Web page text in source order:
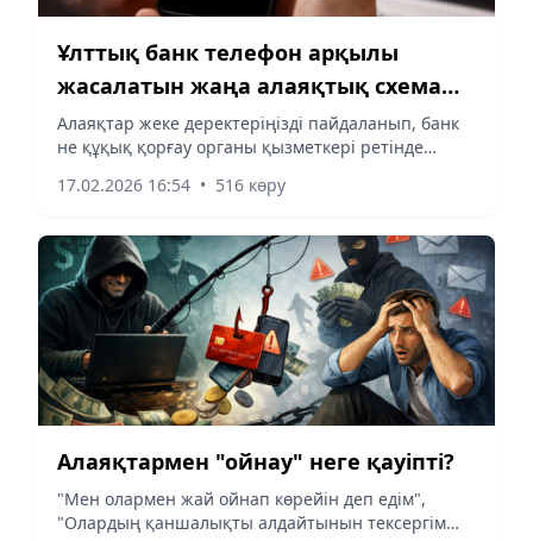
Ұлттық банк телефон арқылы
жасалатын жаңа алаяқтық схема
туралы ескертті
Алаяқтар жеке деректеріңізді пайдаланып, банк
не құқық қорғау органы қызметкері ретінде
Aqshamnews.kz Turkystan.kz-ке сілтеме жасап.
17.02.2026 16:54 • 516 көру
Алаяқтармен "ойнау" неге қауіпті?
"Мен олармен жай ойнап көрейін деп едім",
"Олардың қаншалықты алдайтынын тексергім